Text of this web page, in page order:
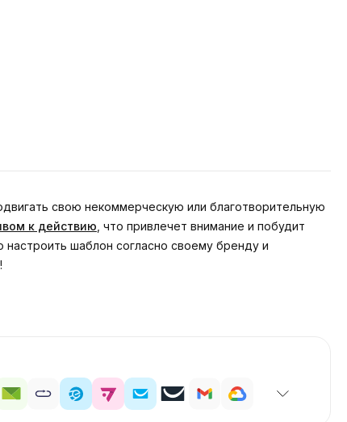
свою некоммерческую или благотворительную
к действию , что привлечет внимание и побудит
шаблон согласно своему бренду и